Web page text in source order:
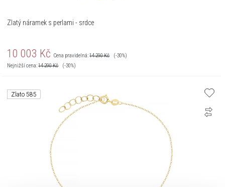
Zlatý náramek s perlami - srdce
10 003 Kč Cena pravidelná:14 290Kč
(-30%)
Nejnižší cena:14 290Kč (-30%)
Zlato 585